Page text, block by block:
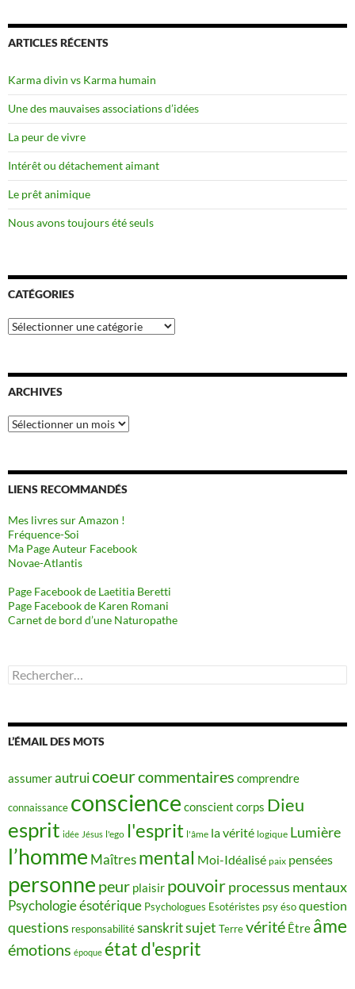
ARTICLES RÉCENTS
Karma divin vs Karma humain
Une des mauvaises associations d’idées
La peur de vivre
Intérêt ou détachement aimant
Le prêt animique
Nous avons toujours été seuls
CATÉGORIES
Catégories
ARCHIVES
Archives
LIENS RECOMMANDÉS
Mes livres sur Amazon !
Fréquence-Soi
Ma Page Auteur Facebook
Novae-Atlantis
Page Facebook de Laetitia Beretti
Page Facebook de Karen Romani
Carnet de bord d’une Naturopathe
Rechercher :
L’ÉMAIL DES MOTS
assumerautruicoeurcommentaires comprendre
connaissance conscience conscient corps Dieu
esprit idée Jésus l'ego l'esprit l'âme la vérité logique Lumière
l’homme Maîtres mental Moi-Idéalisé paix pensées
personne peur plaisir pouvoirprocessus mentaux
Psychologie ésotérique Psychologues Esotéristes psy ésoquestion
questions responsabilitésanskritsujet Terrevérité Être âme
émotions époque état d'esprit